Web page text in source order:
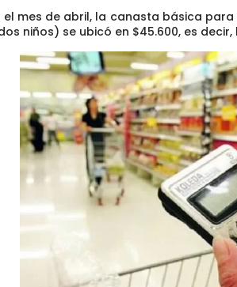
el mes de abril, la canasta básica
niños) se ubicó en $45.600, es